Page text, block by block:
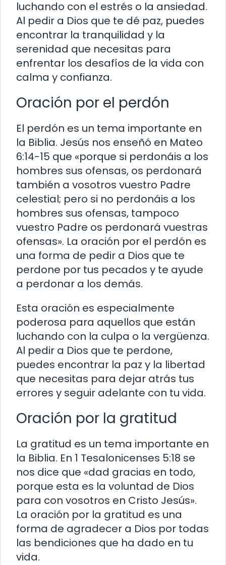
luchando con el estrés o la ansiedad.
Al pedir a Dios que te dé paz, puedes
encontrar la tranquilidad y la
serenidad que necesitas para
enfrentar los desafíos de la vida con
calma y confianza.
Oración por el perdón
El perdón es un tema importante en
la Biblia. Jesús nos enseñó en Mateo
6:14-15 que «porque si perdonáis a los
hombres sus ofensas, os perdonará
también a vosotros vuestro Padre
celestial; pero si no perdonáis a los
hombres sus ofensas, tampoco
vuestro Padre os perdonará vuestras
ofensas». La oración por el perdón es
una forma de pedir a Dios que te
perdone por tus pecados y te ayude
a perdonar a los demás.
Esta oración es especialmente
poderosa para aquellos que están
luchando con la culpa o la vergüenza.
Al pedir a Dios que te perdone,
puedes encontrar la paz y la libertad
que necesitas para dejar atrás tus
errores y seguir adelante con tu vida.
Oración por la gratitud
La gratitud es un tema importante en
la Biblia. En 1 Tesalonicenses 5:18 se
nos dice que «dad gracias en todo,
porque esta es la voluntad de Dios
para con vosotros en Cristo Jesús».
La oración por la gratitud es una
forma de agradecer a Dios por todas
las bendiciones que ha dado en tu
vida.